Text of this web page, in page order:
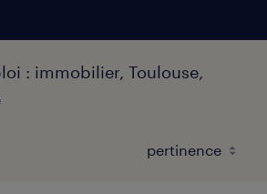
: immobilier, Toulouse,